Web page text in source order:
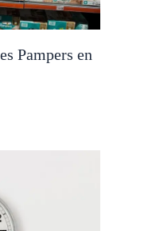
Pampers en